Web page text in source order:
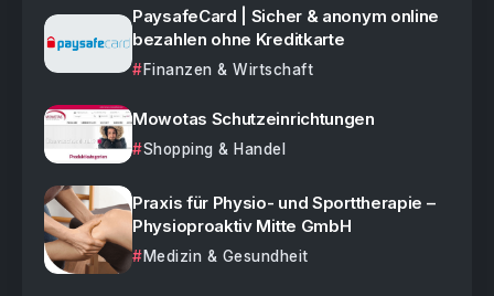
PaysafeCard | Sicher & anonym online
bezahlen ohne Kreditkarte
Finanzen & Wirtschaft
Mowotas Schutzeinrichtungen
Shopping & Handel
Praxis für Physio- und Sporttherapie –
Physioproaktiv Mitte GmbH
Medizin & Gesundheit